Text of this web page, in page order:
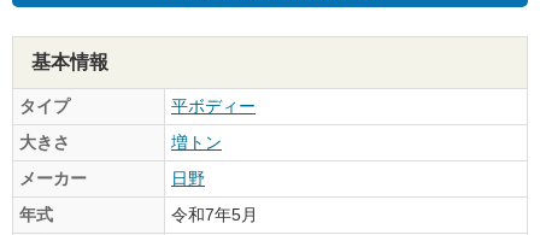
基本情報
タイプ
平ボディー
大きさ
増トン
メーカー
日野
年式
令和7年5月